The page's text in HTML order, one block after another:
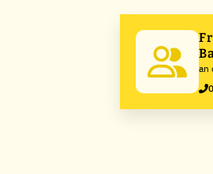
an